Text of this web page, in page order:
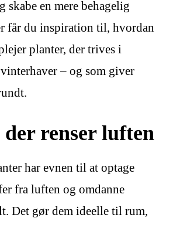
skabe en mere behagelig
får du inspiration til, hvordan
planter, der trives i
– og som giver
renser luften
har evnen til at optage
fra luften og omdanne
Det gør dem ideelle til rum,